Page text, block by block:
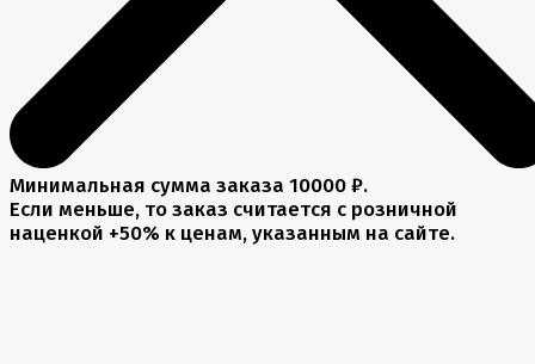
Минимальная сумма заказа 10000 ₽.
Если меньше, то заказ считается с розничной
наценкой +50% к ценам, указанным на сайте.